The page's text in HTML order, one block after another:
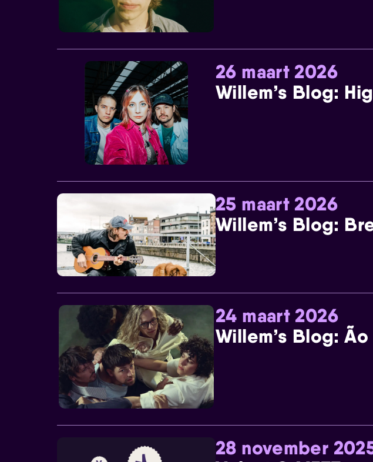
26 maart 2026
Willem’s Blog:
25 maart 2026
Willem’s Blog:
24 maart 2026
Willem’s Blog: Ão
28 november